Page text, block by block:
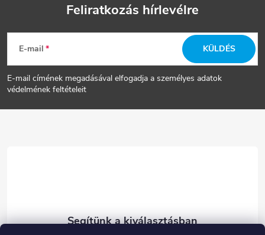
L
á
b
Feliratkozás hírlevélre
E-mail
E-mail címének megadásával elfogadja a személyes adatok
védelmének feltételeit
KÜLDÉS